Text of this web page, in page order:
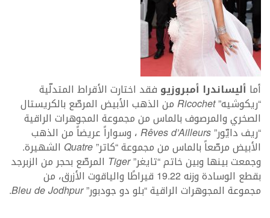
أما أليساندرا أمبروزيو فقد اختارت الأقراط المتدلّية
“ريكوشيه”Ricochetمن الذهب الأبيض المرصّع بالكريستال
الصخري والمرصوف بالماس من مجموعة المجوهرات الراقية
“ريف دايّور”Rêves d’Ailleurs، وسواراً عريضاً من الذهب
الأبيض مرصّعاً بالماس من مجموعة “كاتر”Quatre الشهيرة.
وجمعت بينها وبين خاتم “تايغر”Tiger المرصّع بحجر من الزبرجد
بقطع الوسادة وزنه 19.22 قيراطًا والياقوت الأزرق، من
مجموعة المجوهرات الراقية “بلو دو جودبور”Bleu de Jodhpur
.